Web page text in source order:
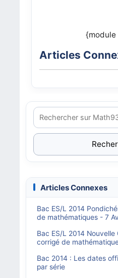
Articles
Articles Connexes
Bac ES/L 2014
de mathématiques - 7
Bac ES/L 2014
corrigé de
Bac 2014 : Les dates
par série